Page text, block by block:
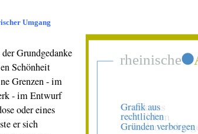
Umgang
Grundgedanke
Schönheit
Grenzen - im
- im Entwurf
oder eines
er sich